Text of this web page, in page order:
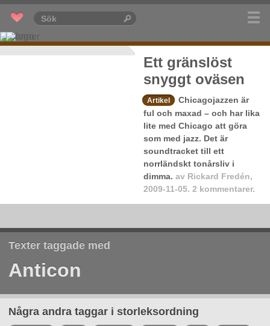
Ett gränslöst
snyggt oväsen
Artikel
Chicagojazzen är
ful och maxad – och har lika
lite med Chicago att göra
som med jazz. Det är
soundtracket till ett
norrländskt tonårsliv i
dimma. av Rickard Fredén,
2009-11-05. 2 kommentarer.
Texter taggade med
Anticon
Några andra taggar i storleksordning